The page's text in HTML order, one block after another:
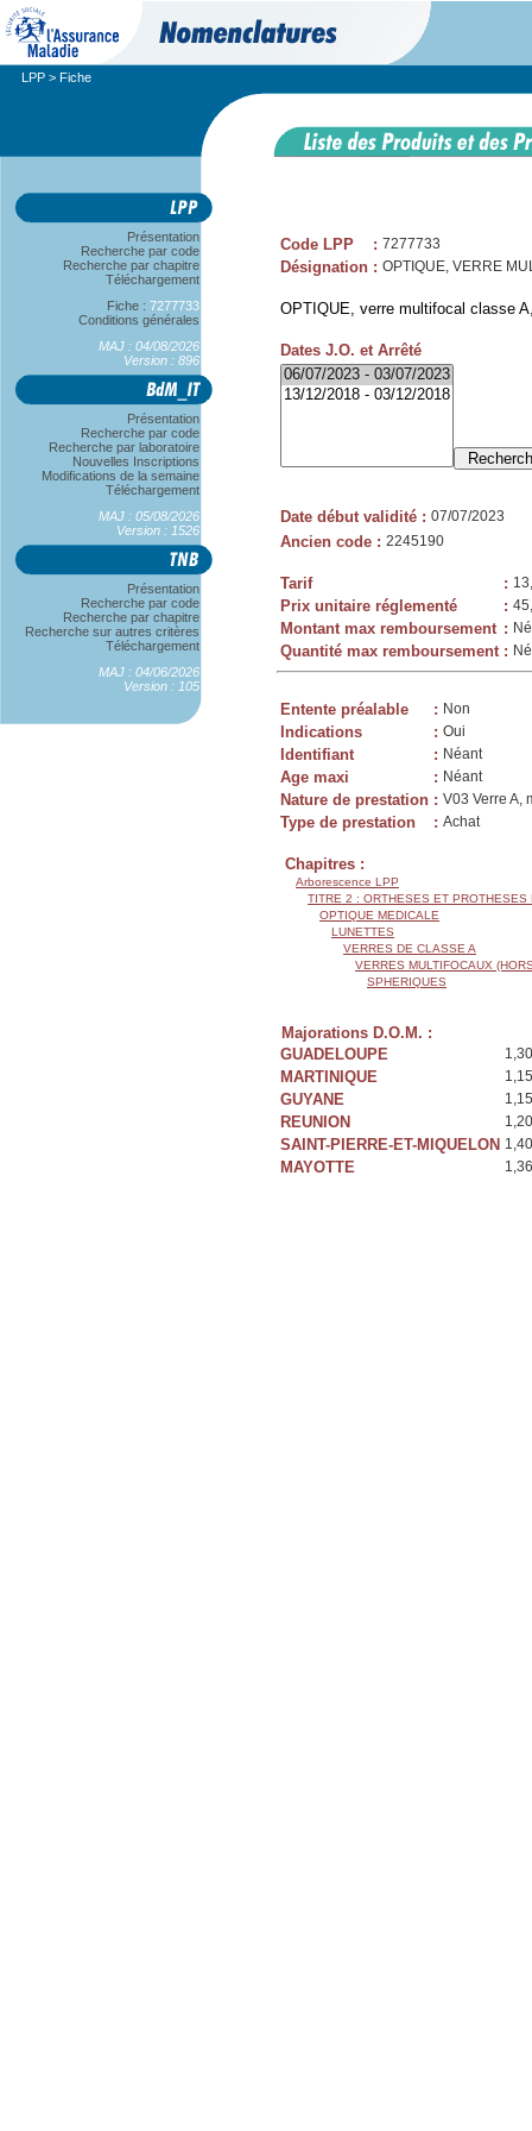
LPP > Fiche
Présentation
Recherche par code
Recherche par chapitre
Téléchargement
Fiche : 7277733
Conditions générales
MAJ : 04/08/2026
Version : 896
Présentation
Recherche par code
Recherche par laboratoire
Nouvelles Inscriptions
Modifications de la semaine
Téléchargement
MAJ : 05/08/2026
Version : 1526
Présentation
Recherche par code
Recherche par chapitre
Recherche sur autres critères
Téléchargement
MAJ : 04/06/2026
Version : 105
Code LPP : 7277733
Désignation : OPTIQUE, VERRE
OPTIQUE, verre multifocal classe
Dates J.O. et Arrêté
Date début validité : 07/07/2023
Ancien code : 2245190
Tarif :
Prix unitaire réglementé :
Montant max remboursement :
Quantité max remboursement :
Entente préalable : Non
Indications : Oui
Identifiant : Néant
Age maxi : Néant
Nature de prestation : V03 Verre A,
Type de prestation : Achat
Chapitres :
Arborescence LPP
TITRE 2 : ORTHESES ET PROTHESES
OPTIQUE MEDICALE
LUNETTES
VERRES DE CLASSE A
VERRES MULTIFOCAUX
SPHERIQUES
Majorations D.O.M. :
GUADELOUPE
MARTINIQUE
GUYANE
REUNION
SAINT-PIERRE-ET-MIQUELON
MAYOTTE